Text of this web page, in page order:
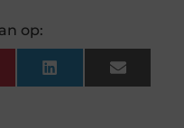
op:
LinkedInEmail